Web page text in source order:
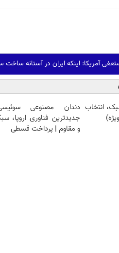
آمریکا: اینکه ایران در آستانه
انتخاب دندان مصنوعی
جدیدترین فناوری اروپا،
و مقاوم | پرداخت قسطی